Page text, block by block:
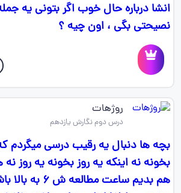
انشا درباره حال خوب اگر بتونی یه
نصیحتی بگی ، اون چیه ؟
روژهات
درس دوم نگارش یازدهم
بچه ها دنبال یه رقیب درسی
بخونه نه اینکه یه روز بخونه یه روز نه
هم بدیم ساعت